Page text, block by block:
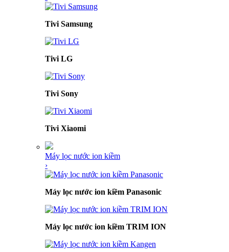
Tivi Samsung
Tivi LG
Tivi Sony
Tivi Xiaomi
Máy lọc nước ion kiềm
›
Máy lọc nước ion kiềm Panasonic
Máy lọc nước ion kiềm TRIM ION